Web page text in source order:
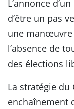
L’annonce
d’être un pas
une manœuvre
l’absence de
des élections
La stratégie du
enchaînement